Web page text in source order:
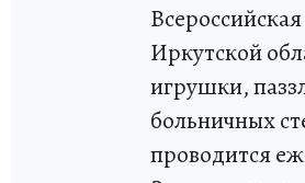
Иркутской
игрушки,
больничных
проводится